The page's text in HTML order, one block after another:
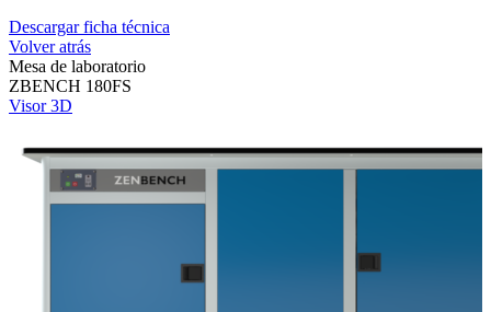
Descargar ficha técnica
Volver atrás
Mesa de laboratorio
ZBENCH 180FS
Visor 3D